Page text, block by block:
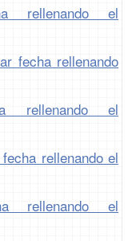
rellenando el
fecha rellenando
rellenando el
rellenando el
rellenando el